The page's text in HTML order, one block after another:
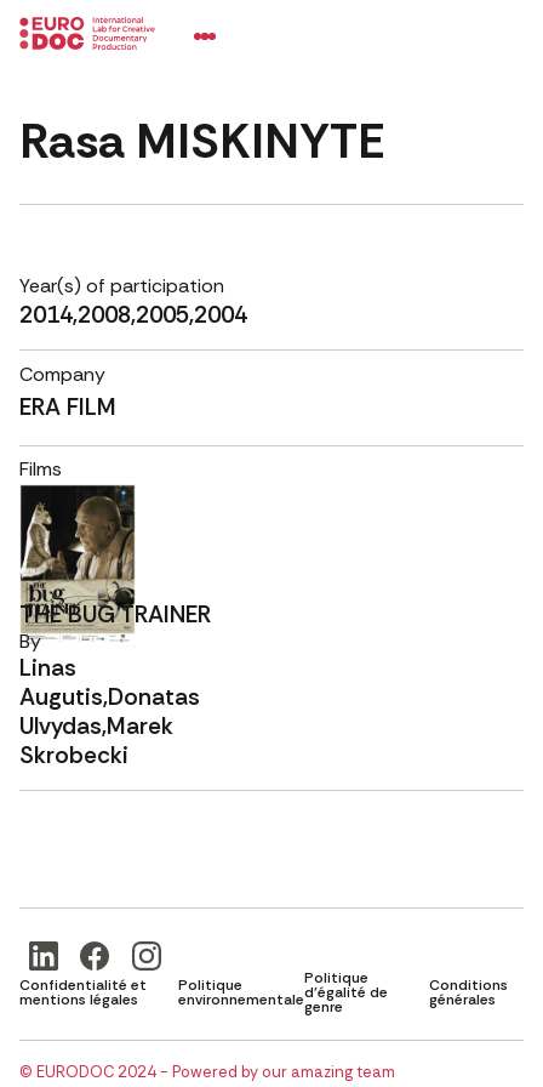
Rasa MISKINYTE
Year(s) of participation
2014,2008,2005,2004
Company
ERA FILM
Films
THE BUG TRAINER
By
Linas
Augutis,Donatas
Ulvydas,Marek
Skrobecki
Confidentialité et
mentions légales
Politique
environnementale
Politique
d'égalité de
genre
Conditions
générales
© EURODOC 2024 - Powered by our amazing team